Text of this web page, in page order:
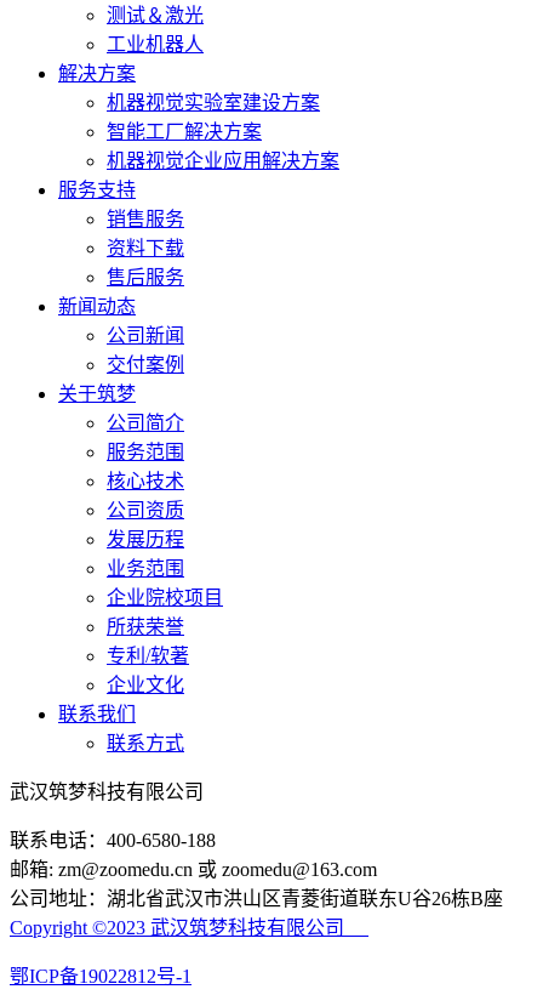
测试＆激光
工业机器人
解决方案
机器视觉实验室建设方案
智能工厂解决方案
机器视觉企业应用解决方案
服务支持
销售服务
资料下载
售后服务
新闻动态
公司新闻
交付案例
关于筑梦
公司简介
服务范围
核心技术
公司资质
发展历程
业务范围
企业院校项目
所获荣誉
专利/软著
企业文化
联系我们
联系方式
武汉筑梦科技有限公司
联系电话：400-6580-188
邮箱: zm@zoomedu.cn 或 zoomedu@163.com
公司地址：湖北省武汉市洪山区青菱街道联东U谷26栋B座
Copyright ©2023 武汉筑梦科技有限公司
鄂ICP备19022812号-1